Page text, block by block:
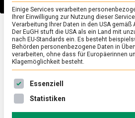
POLITIK/ TV
Warum ist die
Wirtschaft
Prof. Dr.
Einige Services verarbeiten
Ihrer Einwilligung zur Nutzung dieser
Verarbeitung Ihrer Daten in den USA gemäß
Der EuGH stuft die USA als ein Land mit
nach EU-Standards ein. Es besteht
Behörden personenbezogene Daten in
verarbeiten, ohne dass für Europäerinnen
Klagemöglichkeit besteht.
Es folgt eine Liste der Service-
Essenziell
Statistiken